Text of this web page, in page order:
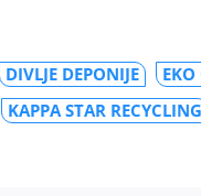
DIVLJE DEPONIJE
KAPPA STAR RECYCLING